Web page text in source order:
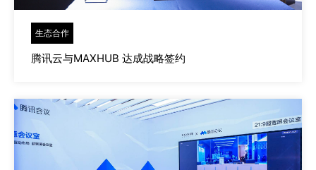
生态合作
腾讯云与MAXHUB 达成战略签约